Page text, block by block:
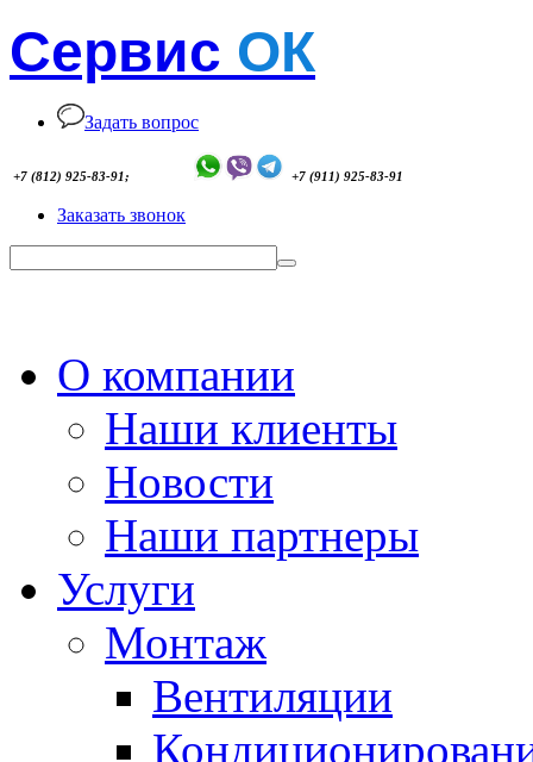
Сервис ОК
Задать вопрос
+7 (812) 925-83-91; +7 (911) 925-83-91
Заказать звонок
О компании
Наши клиенты
Новости
Наши партнеры
Услуги
Монтаж
Вентиляции